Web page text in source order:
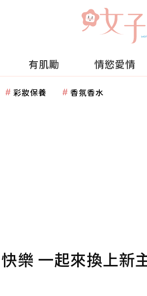
有肌勵 情慾愛情
彩妝保養 香氛香水
樂 一起來換上新